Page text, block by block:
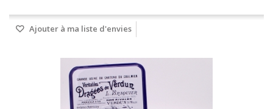
Ajouter à ma liste d'envies